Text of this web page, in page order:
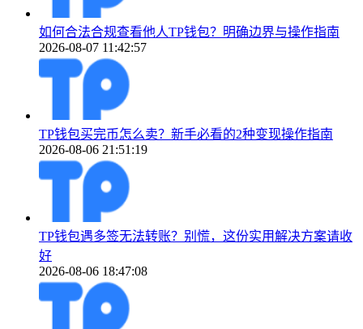
如何合法合规查看他人TP钱包？明确边界与操作指南
2026-08-07 11:42:57
TP钱包买完币怎么卖？新手必看的2种变现操作指南
2026-08-06 21:51:19
TP钱包遇多签无法转账？别慌，这份实用解决方案请收
好
2026-08-06 18:47:08